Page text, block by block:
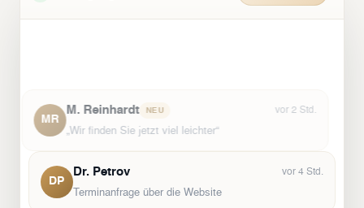
M. Reinhardt NEU
DP
Dr. Petrov
Terminanfrage über die Website
vor 4 Std.